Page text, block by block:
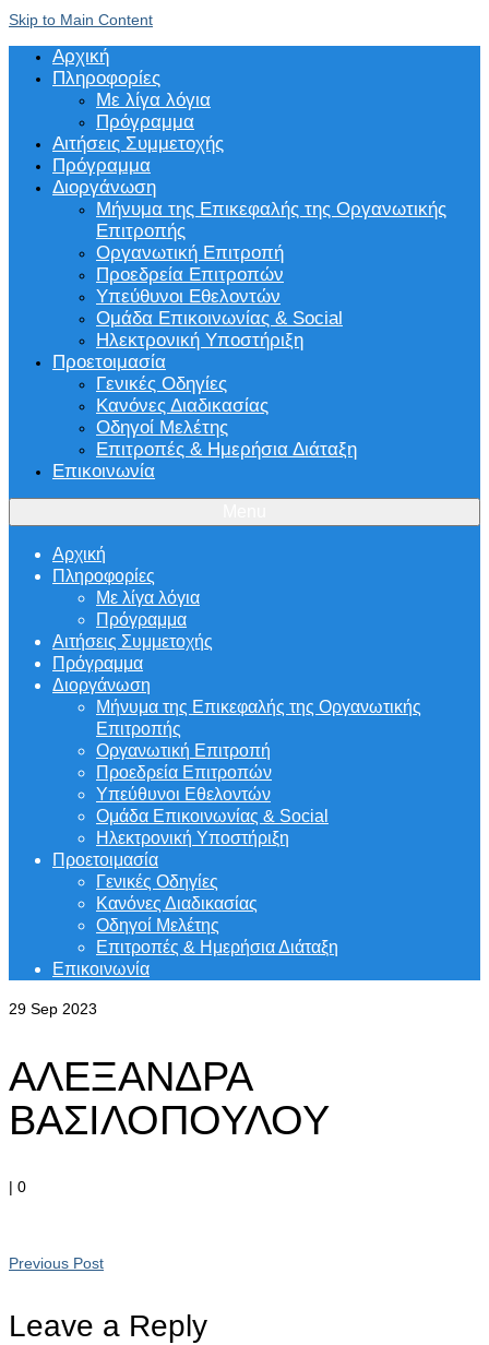
Skip to Main Content
Αρχική
Πληροφορίες
Με λίγα λόγια
Πρόγραμμα
Αιτήσεις Συμμετοχής
Πρόγραμμα
Διοργάνωση
Μήνυμα της Επικεφαλής της Οργανωτικής
Επιτροπής
Οργανωτική Επιτροπή
Προεδρεία Επιτροπών
Υπεύθυνοι Εθελοντών
Ομάδα Επικοινωνίας & Social
Ηλεκτρονική Υποστήριξη
Προετοιμασία
Γενικές Οδηγίες
Κανόνες Διαδικασίας
Οδηγοί Μελέτης
Επιτροπές & Ημερήσια Διάταξη
Επικοινωνία
Αρχική
Πληροφορίες
Με λίγα λόγια
Πρόγραμμα
Αιτήσεις Συμμετοχής
Πρόγραμμα
Διοργάνωση
Μήνυμα της Επικεφαλής της Οργανωτικής
Επιτροπής
Οργανωτική Επιτροπή
Προεδρεία Επιτροπών
Υπεύθυνοι Εθελοντών
Ομάδα Επικοινωνίας & Social
Ηλεκτρονική Υποστήριξη
Προετοιμασία
Γενικές Οδηγίες
Κανόνες Διαδικασίας
Οδηγοί Μελέτης
Επιτροπές & Ημερήσια Διάταξη
Επικοινωνία
29 Sep 2023
ΑΛΕΞΑΝΔΡΑ
ΒΑΣΙΛΟΠΟΥΛΟΥ
| 0
Previous Post
Leave a Reply